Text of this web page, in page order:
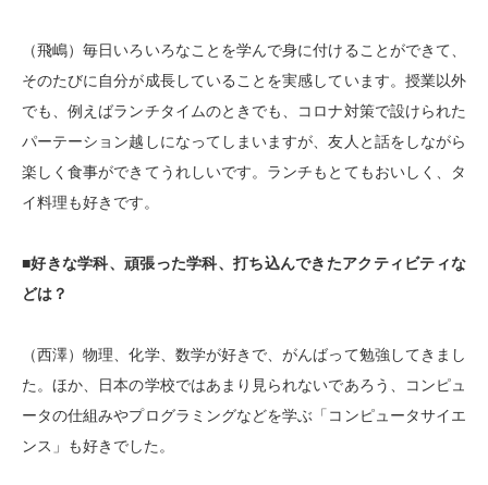
（飛嶋）毎日いろいろなことを学んで身に付けることができて、
そのたびに自分が成長していることを実感しています。授業以外
でも、例えばランチタイムのときでも、コロナ対策で設けられた
パーテーション越しになってしまいますが、友人と話をしながら
楽しく食事ができてうれしいです。ランチもとてもおいしく、タ
イ料理も好きです。
■好きな学科、頑張った学科、打ち込んできたアクティビティな
どは？
（西澤）物理、化学、数学が好きで、がんばって勉強してきまし
た。ほか、日本の学校ではあまり見られないであろう、コンピュ
ータの仕組みやプログラミングなどを学ぶ「コンピュータサイエ
ンス」も好きでした。